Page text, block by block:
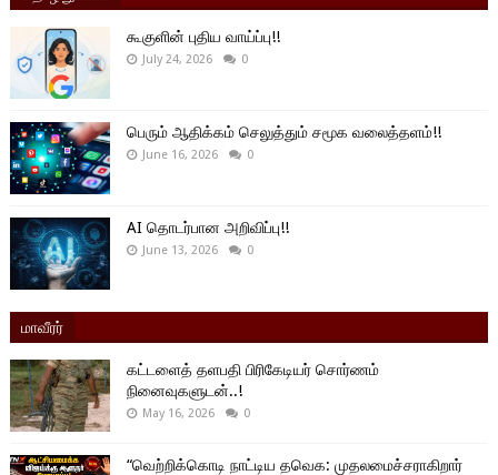
கூகுளின் புதிய வாய்ப்பு!!
July 24, 2026 0
பெரும் ஆதிக்கம் செலுத்தும் சமூக வலைத்தளம்!!
June 16, 2026 0
AI தொடர்பான அறிவிப்பு!!
June 13, 2026 0
மாவீரர்
கட்டளைத் தளபதி பிரிகேடியர் சொர்ணம்
நினைவுகளுடன்..!
May 16, 2026 0
“வெற்றிக்கொடி நாட்டிய தவெக: முதலமைச்சராகிறார்